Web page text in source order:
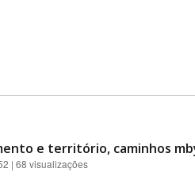
e território, caminhos
| 68 visualizações